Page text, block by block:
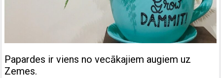
Papardes ir viens no vecākajiem augiem uz
Zemes.